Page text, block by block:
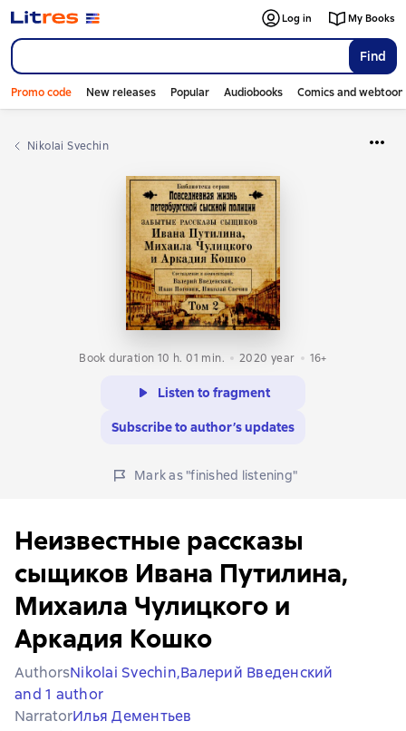
Find
Log in My Books
Promo code New releases Popular Audiobooks Comics and
Nikolai Svechin
Book duration 10 h. 01 min. 2020 year 16+
Listen to fragment
Subscribe to author’s updates
Mark as "finished listening"
Неизвестные рассказы
сыщиков Ивана Путилина,
Михаила Чулицкого и
Аркадия Кошко
AuthorsNikolai Svechin,Валерий Введенский
and 1 author
NarratorИлья Дементьев